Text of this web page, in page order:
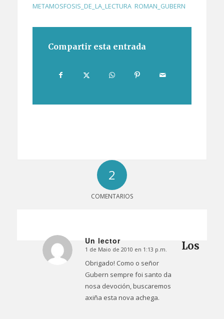
METAMOSFOSIS_DE_LA_LECTURA, ROMAN_GUBERN
Compartir esta entrada
2
COMENTARIOS
Un lector
Dice:
1 de Maio de 2010 en 1:13 p.m.
Obrigado! Como o señor
Gubern sempre foi santo da
nosa devoción, buscaremos
axiña esta nova achega.
Los